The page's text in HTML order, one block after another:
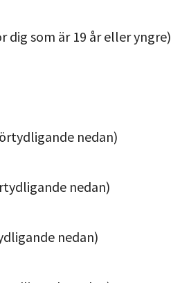
dig som är 19 år eller yngre)
nedan)
nedan)
nedan)